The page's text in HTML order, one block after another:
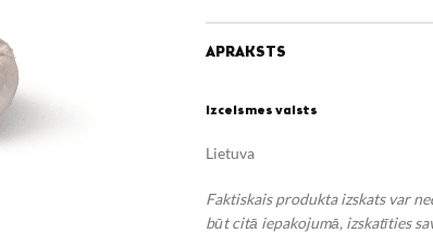
APRAKSTS
Izcelsmes valsts
Lietuva
Faktiskais produkta izskats var
būt citā iepakojumā, izskatīties